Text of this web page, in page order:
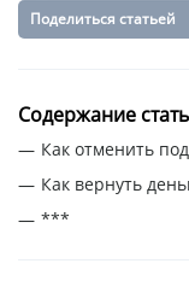
Поделиться статьей
Содержание
Как отменить
Как вернуть
***